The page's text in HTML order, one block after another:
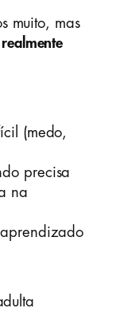
muito, mas
realmente
(medo,
precisa
na